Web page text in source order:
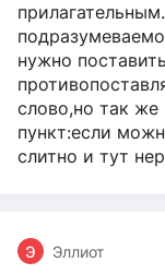
нужно
слово,но так же
пункт:если
слитно и тут
Э Эллиот